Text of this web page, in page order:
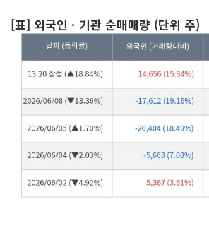
[표] 외국인ㆍ기관 순매매량 (단위 주)